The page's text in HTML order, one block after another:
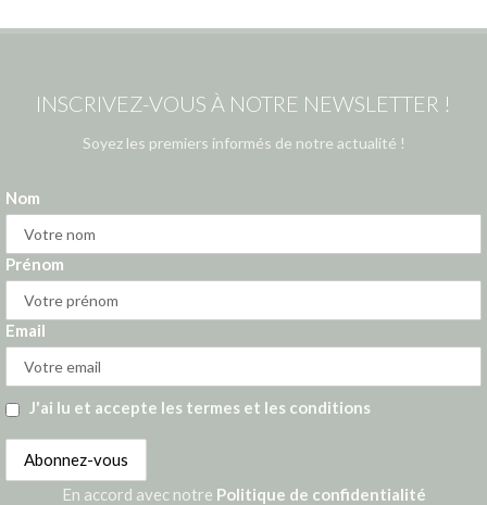
INSCRIVEZ-VOUS À NOTRE NEWSLETTER !
Soyez les premiers informés de notre actualité !
Nom
Prénom
Email
J'ai lu et accepte les termes et les conditions
En accord avec notre Politique de confidentialité